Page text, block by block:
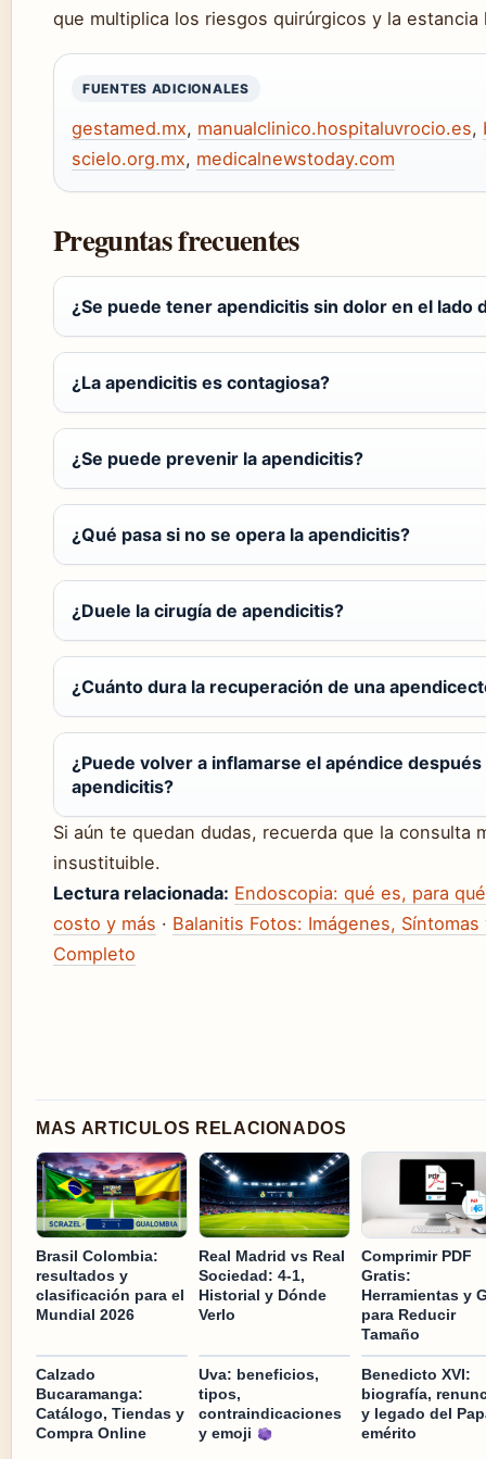
que multiplica los riesgos quirúrgicos y la estancia
FUENTES ADICIONALES
gestamed.mx, manualclinico.hospitaluvrocio.es,
scielo.org.mx, medicalnewstoday.com
Preguntas frecuentes
¿Se puede tener apendicitis sin dolor en el lado
¿La apendicitis es contagiosa?
¿Se puede prevenir la apendicitis?
¿Qué pasa si no se opera la apendicitis?
¿Duele la cirugía de apendicitis?
¿Cuánto dura la recuperación de una
¿Puede volver a inflamarse el apéndice después
apendicitis?
Si aún te quedan dudas, recuerda que la consulta
insustituible.
Lectura relacionada: Endoscopia: qué es, para
costo y más · Balanitis Fotos: Imágenes,
Completo
MAS ARTICULOS RELACIONADOS
Brasil Colombia:
resultados y
clasificación para el
Mundial 2026
Real Madrid vs Real
Sociedad: 4-1,
Historial y Dónde
Verlo
Comprimir PDF
Gratis:
Herramientas y
para Reducir
Tamaño
Calzado
Bucaramanga:
Catálogo, Tiendas y
Compra Online
Uva: beneficios,
tipos,
contraindicaciones
y emoji
Benedicto XVI:
biografía,
y legado del
emérito